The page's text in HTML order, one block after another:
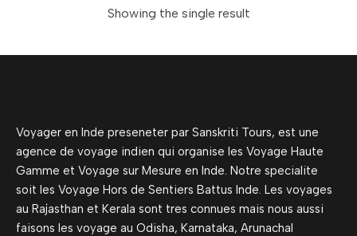
Showing the single result
Voyager en Inde preseneter par Sanskriti Tours, est une
agence de voyage indien qui organise les Voyage Haute
Gamme et Voyage sur Mesure en Inde. Notre specialite
soit les Voyage Hors de Sentiers Battus Inde. Les voyages
au Rajasthan et Kerala sont tres connues mais nous aussi
faisons les voyage au Odisha, Karnataka, Arunachal